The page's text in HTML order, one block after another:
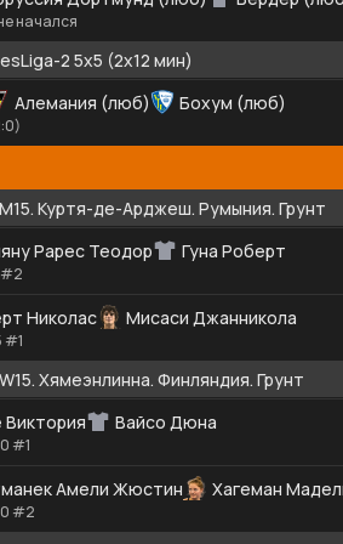
начался
2 5x5 (2x12 мин)
Алемания (люб) Бохум (люб)
Куртя-де-Арджеш. Румыния. Грунт
Рарес Теодор
Гуна Роберт
#2
Николас Мисаси Джанникола
#1
Хямеэнлинна. Финляндия. Грунт
Вайсо Дюна
#1
Амели Жюстин Хагеман
#2